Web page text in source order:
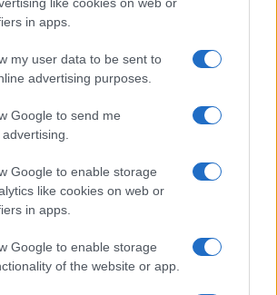
in apps.
my user data to be sent to
advertising purposes.
Google to send me
Google to enable storage
like cookies on web or
in apps.
Google to enable storage
of the website or app.
hogy Teherán már most is a
rendelkezik a
3000 rakétával. A nyugati
elzárva és a legjobb esetben
hadsereggel maradva
erőforrásokat fektettek be
rakétaprogramba, és
használják fel annak